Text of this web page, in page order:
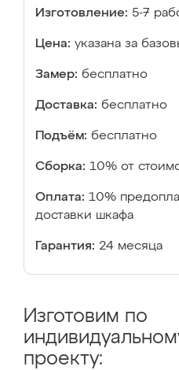
Изготовление: 5-7
Цена: указана за
Замер: бесплатно
Доставка: бесплатно
Подъём: бесплатно
Сборка: 10% от
Оплата: 10%
доставки шкафа
Гарантия: 24 месяца
Изготовим по
проекту: